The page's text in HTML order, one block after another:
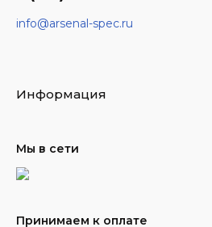
info@arsenal-spec.ru
Информация
Мы в сети
Принимаем к оплате